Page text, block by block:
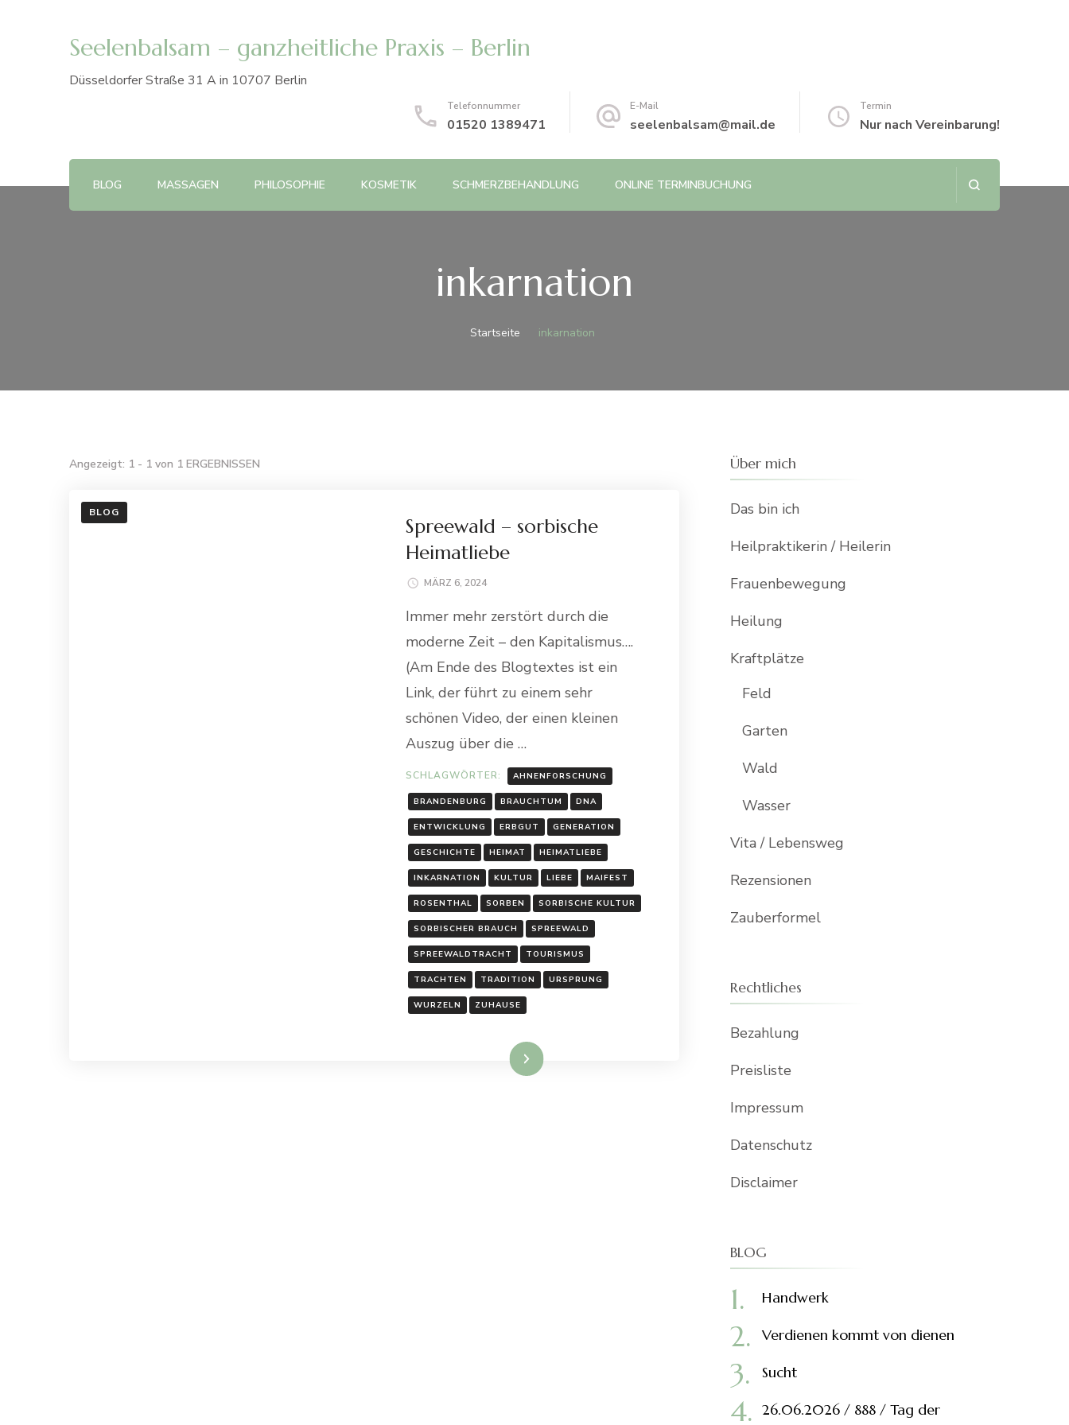
Seelenbalsam – ganzheitliche Praxis – Berlin
Düsseldorfer Straße 31 A in 10707 Berlin
Telefonnummer
01520 1389471
E-Mail
seelenbalsam@mail.de
Termin
Nur nach Vereinbarung!
BLOG MASSAGEN PHILOSOPHIE KOSMETIK SCHMERZBEHANDLUNG ONLINE TERMINBUCHUNG
inkarnation
Startseite inkarnation
Angezeigt: 1 - 1 von 1 ERGEBNISSEN
BLOG
Spreewald – sorbische
Heimatliebe
MÄRZ 6, 2024
Immer mehr zerstört durch die
moderne Zeit – den Kapitalismus….
(Am Ende des Blogtextes ist ein
Link, der führt zu einem sehr
schönen Video, der einen kleinen
Auszug über die …
SCHLAGWÖRTER: AHNENFORSCHUNG
BRANDENBURG BRAUCHTUM DNA
ENTWICKLUNG ERBGUT GENERATION
GESCHICHTE HEIMAT HEIMATLIEBE
INKARNATION KULTUR LIEBE MAIFEST
ROSENTHAL SORBEN SORBISCHE KULTUR
SORBISCHER BRAUCH SPREEWALD
SPREEWALDTRACHT TOURISMUS
TRACHTEN TRADITION URSPRUNG
WURZELN ZUHAUSE
Weiterlesen
Über mich
Das bin ich
Heilpraktikerin / Heilerin
Frauenbewegung
Heilung
Kraftplätze
Feld
Garten
Wald
Wasser
Vita / Lebensweg
Rezensionen
Zauberformel
Rechtliches
Bezahlung
Preisliste
Impressum
Datenschutz
Disclaimer
BLOG
Handwerk
Verdienen kommt von dienen
Sucht
26.06.2026 / 888 / Tag der